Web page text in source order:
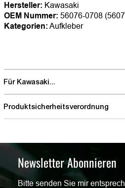
Hersteller: Kawasaki
OEM Nummer: 56076-0708
Kategorien: Aufkleber
Für Kawasaki...
Produktsicherheitsverordnung
Newsletter Abonnieren
Bitte senden Sie mir